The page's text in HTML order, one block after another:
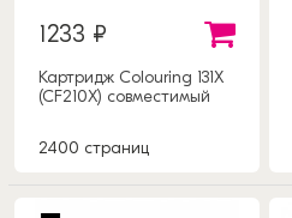
1233 ₽
Картридж Colouring 131X
(CF210X) совместимый
2400 страниц